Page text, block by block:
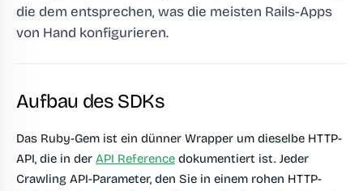
die dem entsprechen, was die meisten Rails-Apps
von Hand konfigurieren.
Aufbau des SDKs
Das Ruby-Gem ist ein dünner Wrapper um dieselbe HTTP-
API, die in der API Reference dokumentiert ist. Jeder
Crawling API-Parameter, den Sie in einem rohen HTTP-